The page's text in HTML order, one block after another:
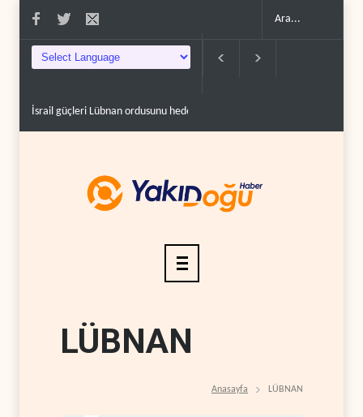
İsrail güçleri Lübnan ordusunu hedef aldı..
LÜBNAN
Anasayfa LÜBNAN